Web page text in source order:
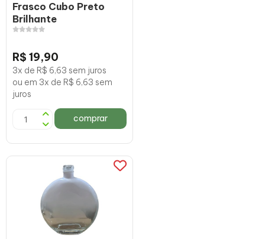
Frasco Cubo Preto
Brilhante
R$ 19,90
3x de R$ 6,63 sem juros
ou em 3x de R$ 6,63 sem
juros
comprar